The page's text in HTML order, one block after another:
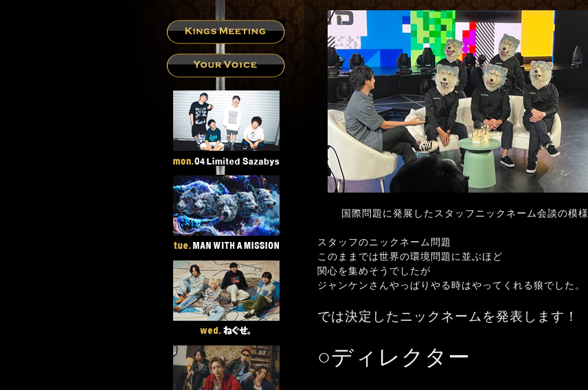
国際問題に発展したスタッフニックネーム会談の模様
スタッフのニックネーム問題
このままでは世界の環境問題に並ぶほど
関心を集めそうでしたが
ジャンケンさんやっぱりやる時はやってくれる狼でした。
では決定したニックネームを発表します！
○ディレクター